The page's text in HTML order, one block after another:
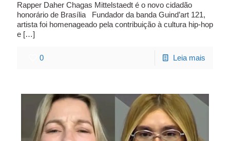
Rapper Daher Chagas Mittelstaedt é o novo cidadão
honorário de Brasília Fundador da banda Guind’art 121,
artista foi homenageado pela contribuição à cultura hip-hop
e […]
0 Leia mais